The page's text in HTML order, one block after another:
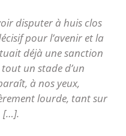
disputer à huis clos
pour l’avenir et la
déjà une sanction
un stade d’un
à nos yeux,
lourde, tant sur
[…].